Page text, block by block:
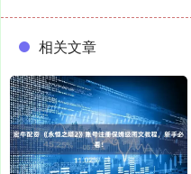
相关文章